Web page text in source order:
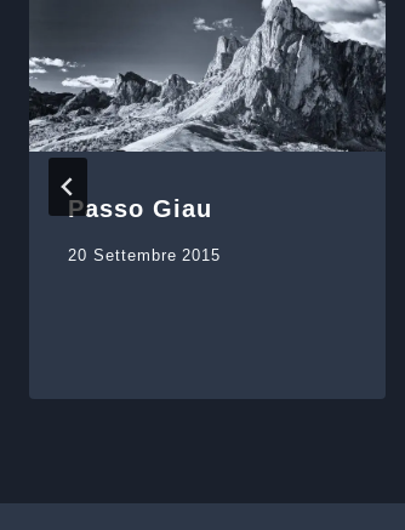
Passo Giau
20 Settembre 2015